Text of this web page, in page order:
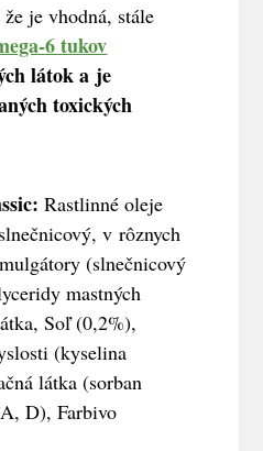
je vhodná, stále
6 tukov
látok a je
toxických
Rastlinné oleje
v rôznych
(slnečnicový
mastných
Soľ (0,2%),
(kyselina
látka (sorban
D), Farbivo